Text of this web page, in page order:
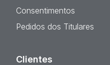
Consentimentos
Pedidos dos Titulares
Clientes